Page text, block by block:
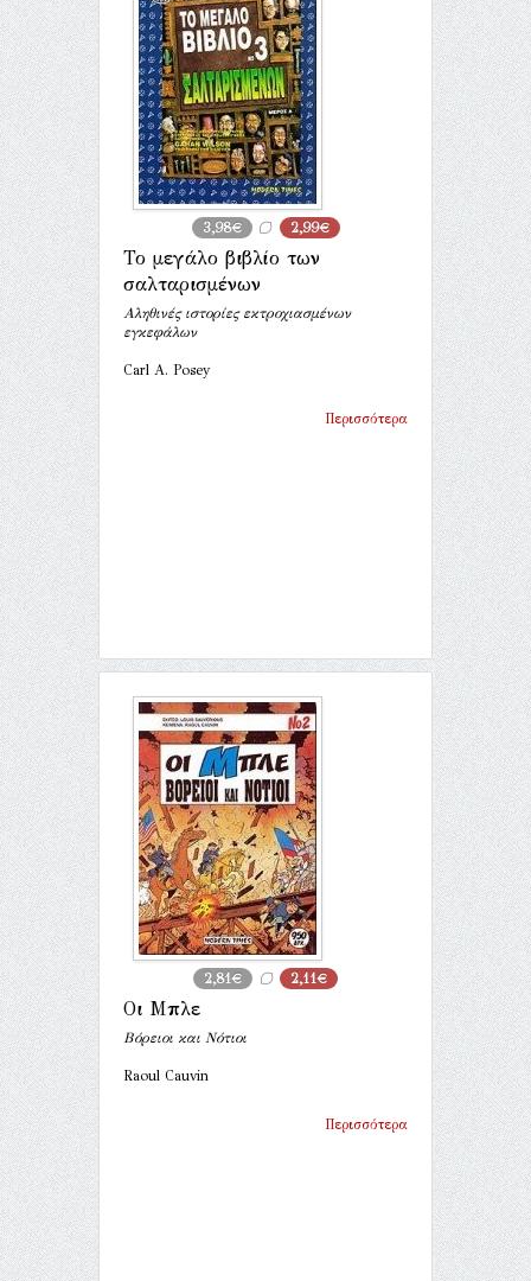
3,98€ 2,99€
Το μεγάλο βιβλίο των
σαλταρισμένων
Αληθινές ιστορίες εκτροχιασμένων
εγκεφάλων
Carl A. Posey
Περισσότερα
2,81€ 2,11€
Οι Μπλε
Βόρειοι και Νότιοι
Raoul Cauvin
Περισσότερα